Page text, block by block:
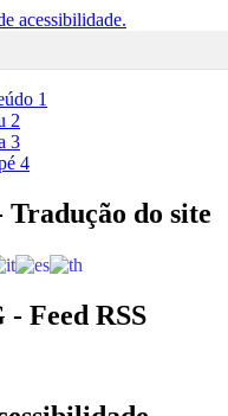
acessibilidade.
Acesso à
1
2
3
4
Tradução do site
Feed RSS